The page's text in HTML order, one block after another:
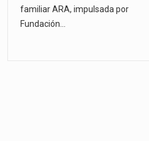
familiar ARA, impulsada por
Fundación…